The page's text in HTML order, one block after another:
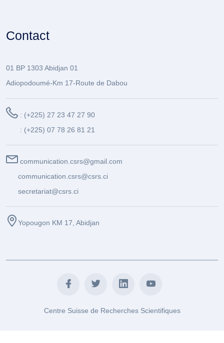
Contact
01 BP 1303 Abidjan 01
Adiopodoumé-Km 17-Route de Dabou
: (+225) 27 23 47 27 90
: (+225) 07 78 26 81 21
communication.csrs@gmail.com
communication.csrs@csrs.ci
secretariat@csrs.ci
Yopougon KM 17, Abidjan
Centre Suisse de Recherches Scientifiques